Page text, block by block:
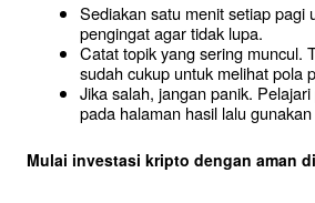
Sediakan satu menit setiap pagi
pengingat agar tidak lupa.
Catat topik yang sering muncul.
sudah cukup untuk melihat pola
Jika salah, jangan panik.
pada halaman hasil lalu
Mulai investasi kripto dengan aman